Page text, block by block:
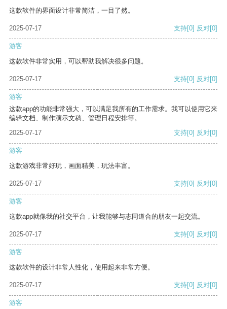
这款软件的界面设计非常简洁，一目了然。
2025-07-17 支持[0] 反对[0]
游客
这款软件非常实用，可以帮助我解决很多问题。
2025-07-17 支持[0] 反对[0]
游客
这款app的功能非常强大，可以满足我所有的工作需求。我可以使用它来
编辑文档、制作演示文稿、管理日程安排等。
2025-07-17
支持[0] 反对[0]
游客
这款游戏非常好玩，画面精美，玩法丰富。
2025-07-17 支持[0] 反对[0]
游客
这款app就像我的社交平台，让我能够与志同道合的朋友一起交流。
2025-07-17 支持[0] 反对[0]
游客
这款软件的设计非常人性化，使用起来非常方便。
2025-07-17 支持[0] 反对[0]
游客